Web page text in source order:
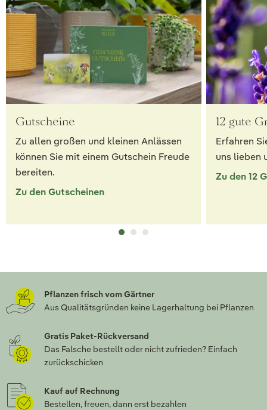
Gutscheine
Zu allen großen und kleinen Anlässen
können Sie mit einem Gutschein Freude
bereiten.
Zu den Gutscheinen
12 gute
Erfahren
uns lieben
Zu den 12
Pflanzen frisch vom Gärtner
Aus Qualitätsgründen keine Lagerhaltung bei Pflanzen
Gratis Paket-Rückversand
Das Falsche bestellt oder nicht zufrieden? Einfach
zurückschicken
Kauf auf Rechnung
Bestellen, freuen, dann erst bezahlen